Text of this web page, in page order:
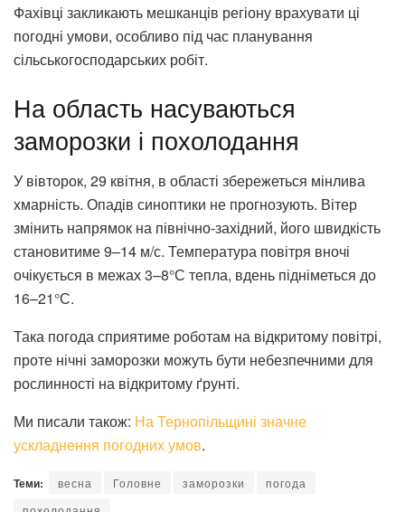
Фахівці закликають мешканців регіону врахувати ці
погодні умови, особливо під час планування
сільськогосподарських робіт.
На область насуваються
заморозки і похолодання
У вівторок, 29 квітня, в області збережеться мінлива
хмарність. Опадів синоптики не прогнозують. Вітер
змінить напрямок на північно-західний, його швидкість
становитиме 9–14 м/с. Температура повітря вночі
очікується в межах 3–8°С тепла, вдень підніметься до
16–21°С.
Така погода сприятиме роботам на відкритому повітрі,
проте нічні заморозки можуть бути небезпечними для
рослинності на відкритому ґрунті.
Ми писали також: На Тернопільщині значне
ускладнення погодних умов.
Теми: весна Головне заморозки
погода